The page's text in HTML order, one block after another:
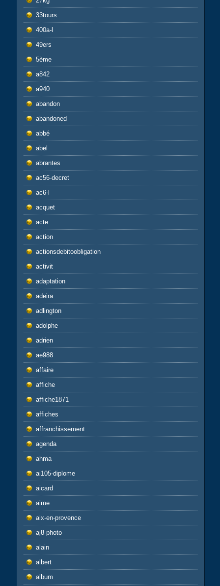
33tours
400a-l
49ers
5ème
a842
a940
abandon
abandoned
abbé
abel
abrantes
ac56-decret
ac6-l
acquet
acte
action
actionsdebitoobligation
activit
adaptation
adeira
adlington
adolphe
adrien
ae988
affaire
affiche
affiche1871
affiches
affranchissement
agenda
ahma
ai105-diplome
aicard
aime
aix-en-provence
aj8-photo
alain
albert
album